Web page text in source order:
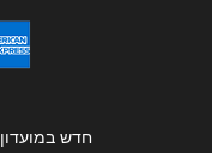
חדש במועדון